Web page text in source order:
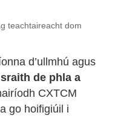
teachtaireacht dom
d’ullmhú agus
de phla a
CXTCM
go hoifigiúil i